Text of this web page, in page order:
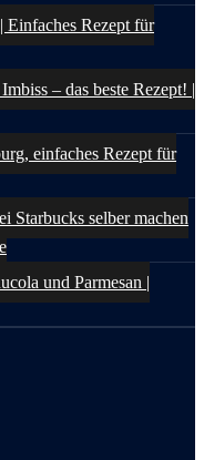
Rezept für
– das beste Rezept! |
einfaches Rezept für
Starbucks selber machen
und Parmesan |